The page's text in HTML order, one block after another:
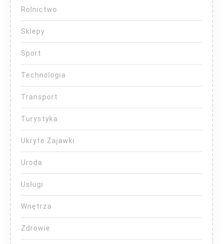
Rolnictwo
Sklepy
Sport
Technologia
Transport
Turystyka
Ukryte Zajawki
Uroda
Usługi
Wnętrza
Zdrowie